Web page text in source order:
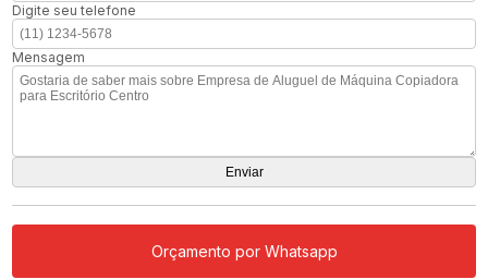
Digite seu telefone
Mensagem
Orçamento por Whatsapp